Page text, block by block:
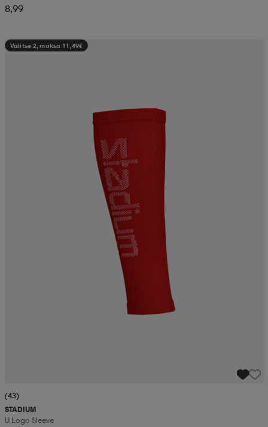
8,99
Valitse 2, maksa 11,49€
(43)
STADIUM
U Logo Sleeve